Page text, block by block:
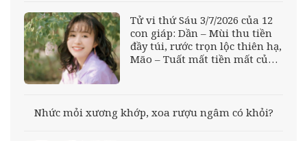
Tử vi thứ Sáu 3/7/2026 của 12
con giáp: Dần – Mùi thu tiền
đầy túi, rước trọn lộc thiên hạ,
Mão – Tuất mất tiền mất của,
Nhức mỏi xương khớp, xoa rượu ngâm có khỏi?